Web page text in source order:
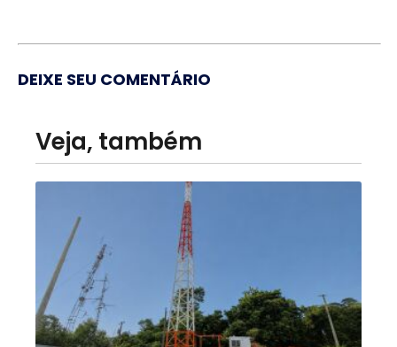
DEIXE SEU COMENTÁRIO
Veja, também